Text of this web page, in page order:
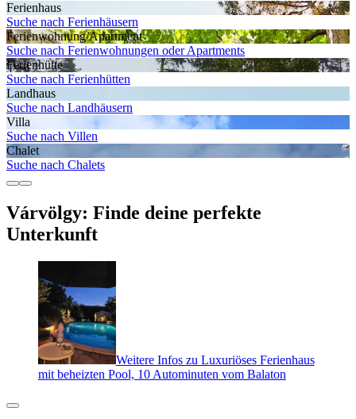
Ferienhaus
Suche nach Ferienhäusern
Ferienwohnung/Apartment
Suche nach Ferienwohnungen oder Apartments
Ferienhütte
Suche nach Ferienhütten
Landhaus
Suche nach Landhäusern
Villa
Suche nach Villen
Chalet
Suche nach Chalets
Várvölgy: Finde deine perfekte
Unterkunft
Weitere Infos zu Luxuriöses Ferienhaus
mit beheizten Pool, 10 Autominuten vom Balaton